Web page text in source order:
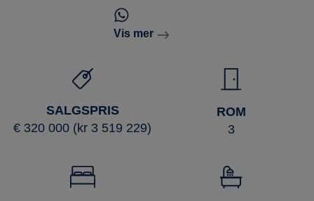
Vis mer
SALGSPRIS
€ 320 000 (kr 3 519 229)
ROM
3